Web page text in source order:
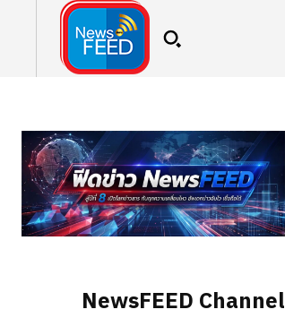
NewsFEED Channel